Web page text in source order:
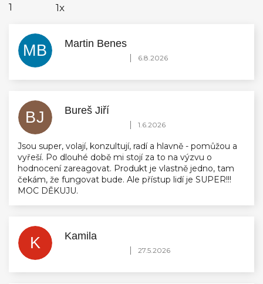
1
1x
MB Martin Benes
Hodnocení obchodu je 5 z 5 hvězdiček.
| 6.8.2026
BJ Bureš Jiří
Hodnocení obchodu je 5 z 5 hvězdiček.
| 1.6.2026
Jsou super, volají, konzultují, radí a hlavně - pomůžou a
vyřeší. Po dlouhé době mi stojí za to na výzvu o
hodnocení zareagovat. Produkt je vlastně jedno, tam
čekám, že fungovat bude. Ale přístup lidí je SUPER!!!
MOC DĚKUJU.
K Kamila
Hodnocení obchodu je 5 z 5 hvězdiček.
| 27.5.2026